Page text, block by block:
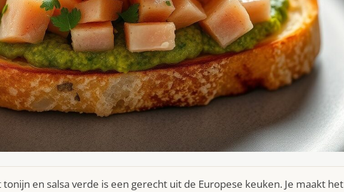
en salsa verde is een gerecht uit de Europese keuken. Je maakt het